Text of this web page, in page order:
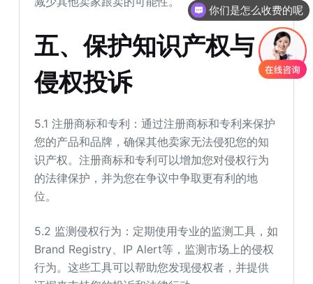
五、保护知识产权与
侵权投诉
5.1 注册商标和专利：通过注册商标和专利来保护
您的产品和品牌，确保其他卖家无法侵犯您的知
识产权。注册商标和专利可以增加您对侵权行为
的法律保护，并为您在争议中争取更有利的地
位。
5.2 监测侵权行为：定期使用专业的监测工具，如
Brand Registry、IP Alert等，监测市场上的侵权
行为。这些工具可以帮助您发现侵权者，并提供
你们是怎么收费的呢